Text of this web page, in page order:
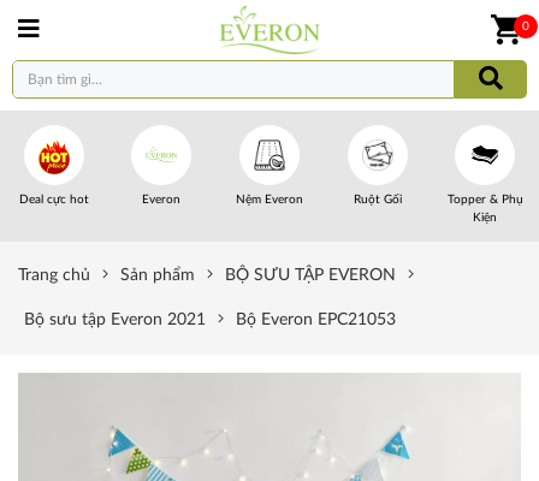
0
Deal cực hot Everon Nệm Everon Ruột Gối
Topper & Phụ
Kiện
Trang chủ Sản phẩm BỘ SƯU TẬP EVERON
Bộ sưu tập Everon 2021 Bộ Everon EPC21053